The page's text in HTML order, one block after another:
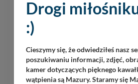
PROFIL FACEBOOK
MAPA GOOGLE
Drogi
:)
Cieszymy się, że odwiedziłeś nasz
poszukiwaniu informacji, zdjęć,
kamer dotyczących pięknego
wątpienia są Mazury. Staramy się